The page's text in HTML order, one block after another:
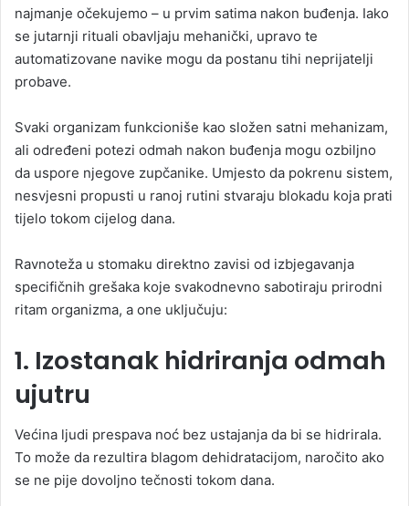
e
m
a
najmanje očekujemo – u prvim satima nakon buđenja. Iako
se jutarnji rituali obavljaju mehanički, upravo te
automatizovane navike mogu da postanu tihi neprijatelji
probave.
Svaki organizam funkcioniše kao složen satni mehanizam,
ali određeni potezi odmah nakon buđenja mogu ozbiljno
da uspore njegove zupčanike. Umjesto da pokrenu sistem,
nesvjesni propusti u ranoj rutini stvaraju blokadu koja prati
tijelo tokom cijelog dana.
Ravnoteža u stomaku direktno zavisi od izbjegavanja
specifičnih grešaka koje svakodnevno sabotiraju prirodni
ritam organizma, a one uključuju:
1. Izostanak hidriranja odmah
ujutru
Većina ljudi prespava noć bez ustajanja da bi se hidrirala.
To može da rezultira blagom dehidratacijom, naročito ako
se ne pije dovoljno tečnosti tokom dana.